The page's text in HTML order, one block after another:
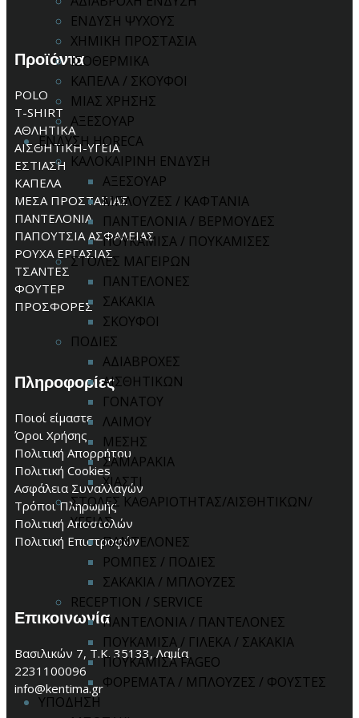
ΕΝΔΥΣΗ ΨΥΧΟΥΣ
ΧΗΜΙΚΗ ΠΡΟΣΤΑΣΙΑ
ΙΣΟΘΕΡΜΙΚΑ
ΚΑΠΕΛΑ / ΣΚΟΥΦΟΙ
ΜΙΑΣ ΧΡΗΣΗΣ
ΑΞΕΣΟΥΑΡ
ΕΝΔΥΣΗ HORECA
ΚΑΛΟΚΑΙΡΙΝΗ ΕΝΔΥΣΗ
ΑΞΕΣΟΥΑΡ
ΜΠΛΟΥΖΕΣ / ΚΑΦΤΑΝΙΑ
ΠΑΝΤΕΛΟΝΙΑ / ΒΕΡΜΟΥΔΕΣ
ΠΟΥΚΑΜΙΣΑ / ΠΟΥΚΑΜΙΣΕΣ
ΣΤΟΛΕΣ ΜΑΓΕΙΡΩΝ
ΠΑΝΤΕΛΟΝΕΣ
ΣΑΚΑΚΙΑ
ΣΚΟΥΦΟΙ
ΠΟΔΙΕΣ
ΑΔΙΑΒΡΟΧΕΣ
ΑΙΣΘΗΤΙΚΩΝ
ΓΟΝΑΤΟΥ
ΛΑΙΜΟΥ
ΜΕΣΗΣ
ΣΑΜΑΡΑΚΙΑ
ΧΙΑΣΤΙ
ΣΤΟΛΕΣ ΚΑΘΑΡΙΟΤΗΤΑΣ/ΑΙΣΘΗΤΙΚΩΝ/
ΥΓΕΙΑΣ
ΠΑΝΤΕΛΟΝΕΣ
ΡΟΜΠΕΣ / ΠΟΔΙΕΣ
ΣΑΚΑΚΙΑ / ΜΠΛΟΥΖΕΣ
RECEPTION / SERVICE
ΠΑΝΤΕΛΟΝΙΑ / ΠΑΝΤΕΛΟΝΕΣ
ΠΟΥΚΑΜΙΣΑ / ΓΙΛΕΚΑ / ΣΑΚΑΚΙΑ
ΠΟΥΚΑΜΙΣΑ FAGEO
ΦΟΡΕΜΑΤΑ / ΜΠΛΟΥΖΕΣ / ΦΟΥΣΤΕΣ
ΥΠΟΔΗΣΗ
Προϊόντα
POLO
T-SHIRT
ΑΘΛΗΤΙΚΑ
ΑΙΣΘΗΤΙΚΗ-ΥΓΕΙΑ
ΕΣΤΙΑΣΗ
ΚΑΠΕΛΑ
ΜΕΣΑ ΠΡΟΣΤΑΣΙΑΣ
ΠΑΝΤΕΛΟΝΙΑ
ΠΑΠΟΥΤΣΙΑ ΑΣΦΑΛΕΙΑΣ
ΡΟΥΧΑ ΕΡΓΑΣΙΑΣ
ΤΣΑΝΤΕΣ
ΦΟΥΤΕΡ
ΠΡΟΣΦΟΡΕΣ
Πληροφορίες
Ποιοί είμαστε
Όροι Χρήσης
Πολιτική Απορρήτου
Πολιτική Cookies
Ασφάλεια Συναλλαγών
Τρόποι Πληρωμής
Πολιτική Αποστολών
Πολιτική Επιστροφών
Επικοινωνία
Βασιλικών 7, Τ.Κ. 35133, Λαμία
2231100096
info@kentima.gr